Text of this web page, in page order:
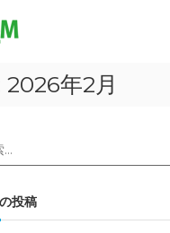
e
2
v
2026年2月
投稿